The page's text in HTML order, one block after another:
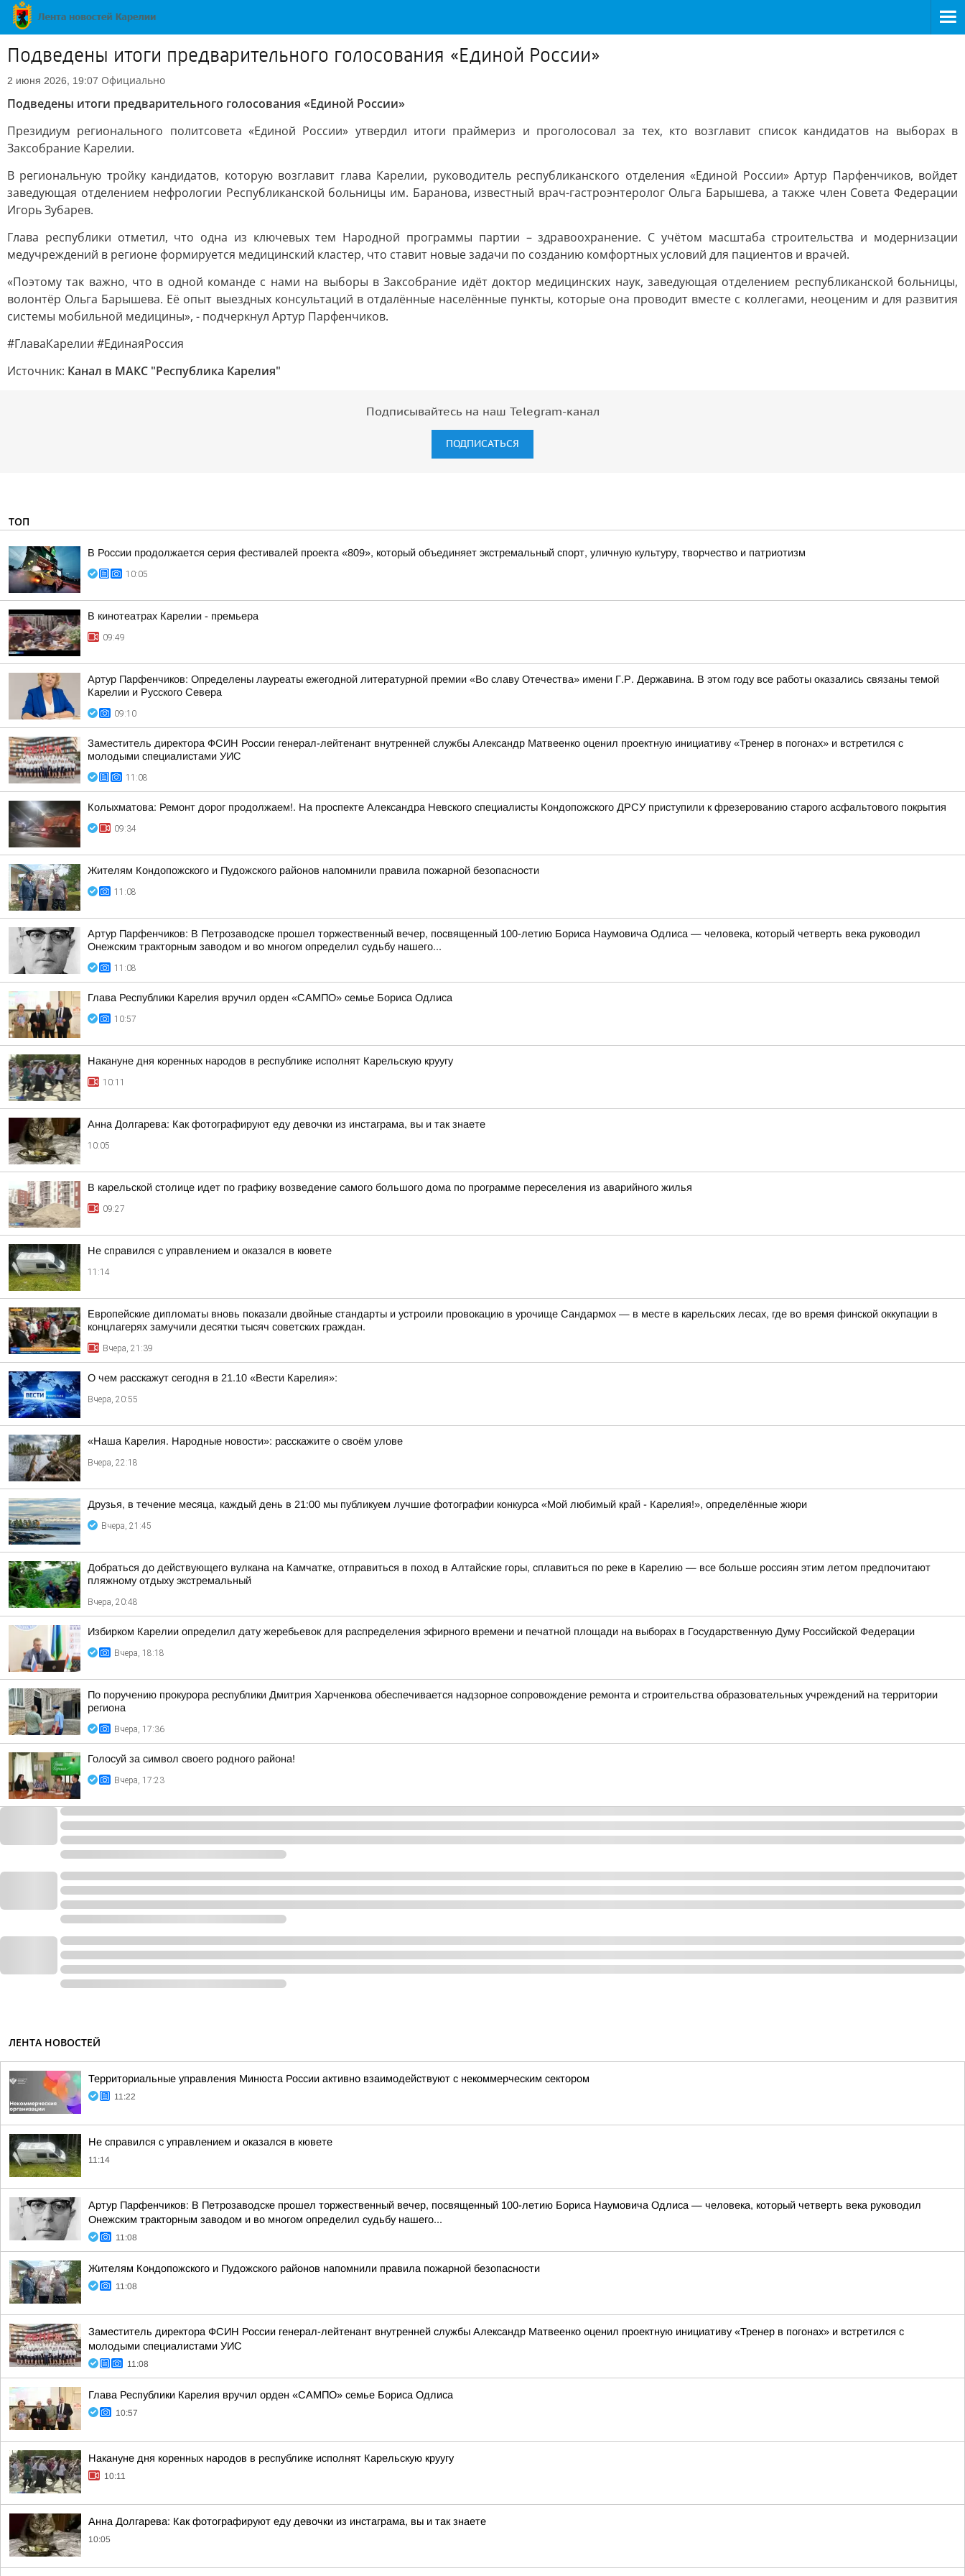
Подведены итоги предварительного голосования «Единой России»
2 июня 2026, 19:07 Официально
Подведены итоги предварительного голосования «Единой России»
Президиум регионального политсовета «Единой России» утвердил итоги праймериз и проголосовал за тех, кто возглавит список кандидатов на выборах в
Заксобрание Карелии.
В региональную тройку кандидатов, которую возглавит глава Карелии, руководитель республиканского отделения «Единой России» Артур Парфенчиков, войдет
заведующая отделением нефрологии Республиканской больницы им. Баранова, известный врач-гастроэнтеролог Ольга Барышева, а также член Совета Федерации
Игорь Зубарев.
Глава республики отметил, что одна из ключевых тем Народной программы партии – здравоохранение. С учётом масштаба строительства и модернизации
медучреждений в регионе формируется медицинский кластер, что ставит новые задачи по созданию комфортных условий для пациентов и врачей.
«Поэтому так важно, что в одной команде с нами на выборы в Заксобрание идёт доктор медицинских наук, заведующая отделением республиканской больницы,
волонтёр Ольга Барышева. Её опыт выездных консультаций в отдалённые населённые пункты, которые она проводит вместе с коллегами, неоценим и для развития
системы мобильной медицины», - подчеркнул Артур Парфенчиков.
#ГлаваКарелии #ЕдинаяРоссия
Источник: Канал в МАКС "Республика Карелия"
Подписывайтесь на наш Telegram-канал
ПОДПИСАТЬСЯ
ТОП
В России продолжается серия фестивалей проекта «809», который объединяет экстремальный спорт, уличную культуру, творчество и патриотизм
10:05
В кинотеатрах Карелии - премьера
09:49
Артур Парфенчиков: Определены лауреаты ежегодной литературной премии «Во славу Отечества» имени Г.Р. Державина. В этом году все работы оказались связаны темой
Карелии и Русского Севера
09:10
Заместитель директора ФСИН России генерал-лейтенант внутренней службы Александр Матвеенко оценил проектную инициативу «Тренер в погонах» и встретился с
молодыми специалистами УИС
11:08
Колыхматова: Ремонт дорог продолжаем!. На проспекте Александра Невского специалисты Кондопожского ДРСУ приступили к фрезерованию старого асфальтового покрытия
09:34
Жителям Кондопожского и Пудожского районов напомнили правила пожарной безопасности
11:08
Артур Парфенчиков: В Петрозаводске прошел торжественный вечер, посвященный 100-летию Бориса Наумовича Одлиса — человека, который четверть века руководил
Онежским тракторным заводом и во многом определил судьбу нашего...
11:08
Глава Республики Карелия вручил орден «САМПО» семье Бориса Одлиса
10:57
Накануне дня коренных народов в республике исполнят Карельскую круугу
10:11
Анна Долгарева: Как фотографируют еду девочки из инстаграма, вы и так знаете
10:05
В карельской столице идет по графику возведение самого большого дома по программе переселения из аварийного жилья
09:27
Не справился с управлением и оказался в кювете
11:14
Европейские дипломаты вновь показали двойные стандарты и устроили провокацию в урочище Сандармох — в месте в карельских лесах, где во время финской оккупации в
концлагерях замучили десятки тысяч советских граждан.
Вчера, 21:39
О чем расскажут сегодня в 21.10 «Вести Карелия»:
Вчера, 20:55
«Наша Карелия. Народные новости»: расскажите о своём улове
Вчера, 22:18
Друзья, в течение месяца, каждый день в 21:00 мы публикуем лучшие фотографии конкурса «Мой любимый край - Карелия!», определённые жюри
Вчера, 21:45
Добраться до действующего вулкана на Камчатке, отправиться в поход в Алтайские горы, сплавиться по реке в Карелию — все больше россиян этим летом предпочитают
пляжному отдыху экстремальный
Вчера, 20:48
Избирком Карелии определил дату жеребьевок для распределения эфирного времени и печатной площади на выборах в Государственную Думу Российской Федерации
Вчера, 18:18
По поручению прокурора республики Дмитрия Харченкова обеспечивается надзорное сопровождение ремонта и строительства образовательных учреждений на территории
региона
Вчера, 17:36
Голосуй за символ своего родного района!
Вчера, 17:23
ЛЕНТА НОВОСТЕЙ
Территориальные управления Минюста России активно взаимодействуют с некоммерческим сектором
11:22
Не справился с управлением и оказался в кювете
11:14
Артур Парфенчиков: В Петрозаводске прошел торжественный вечер, посвященный 100-летию Бориса Наумовича Одлиса — человека, который четверть века руководил
Онежским тракторным заводом и во многом определил судьбу нашего...
11:08
Жителям Кондопожского и Пудожского районов напомнили правила пожарной безопасности
11:08
Заместитель директора ФСИН России генерал-лейтенант внутренней службы Александр Матвеенко оценил проектную инициативу «Тренер в погонах» и встретился с
молодыми специалистами УИС
11:08
Глава Республики Карелия вручил орден «САМПО» семье Бориса Одлиса
10:57
Накануне дня коренных народов в республике исполнят Карельскую круугу
10:11
Анна Долгарева: Как фотографируют еду девочки из инстаграма, вы и так знаете
10:05